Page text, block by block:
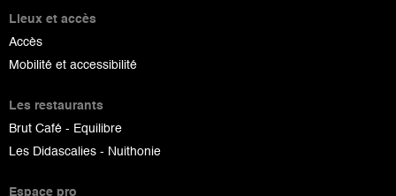
Lieux et accès
Accès
Mobilité et accessibilité
Les restaurants
Brut Café - Equilibre
Les Didascalies - Nuithonie
Espace pro